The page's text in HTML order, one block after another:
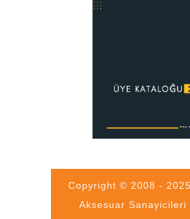
Copyright © 2008 -
Aksesuar Sanayicileri